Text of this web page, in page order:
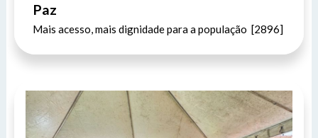
Paz
Mais acesso, mais dignidade para a população [2896]